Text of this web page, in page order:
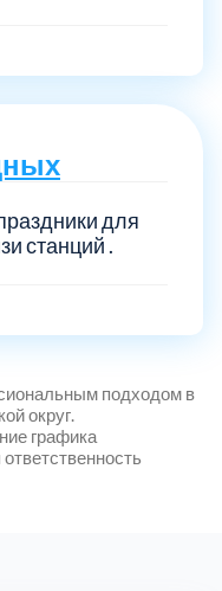
для
станций .
подходом в
округ.
графика